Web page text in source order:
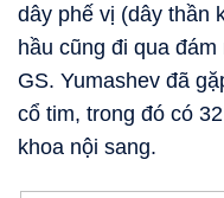
dây phế vị (dây thần
hầu cũng đi qua
GS. Yumashev đã
cổ tim, trong đó có
khoa nội sang.